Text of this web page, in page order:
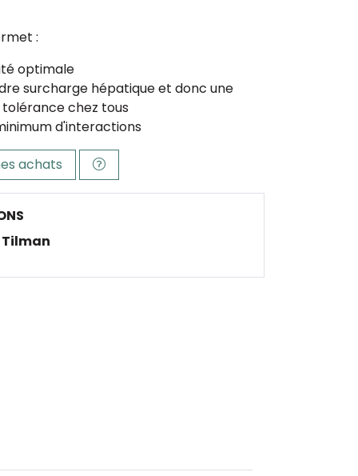
:
optimale
surcharge hépatique et donc une
chez tous
d'interactions
achats
Tilman